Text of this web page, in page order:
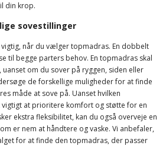
din krop.
sovestillinger
når du vælger topmadras. En dobbelt
til begge parters behov. En topmadras skal
om du sover på ryggen, siden eller
de forskellige muligheder for at finde
måde at sove på. Uanset hvilken
at prioritere komfort og støtte for en
ekstra fleksibilitet, kan du også overveje en
er nem at håndtere og vaske. Vi anbefaler,
for at finde den topmadras, der passer